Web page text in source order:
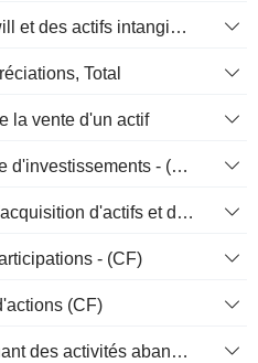
Dépréciation du goodwill et des actifs intangibles
Total
la vente d'un actif
(Gain) perte sur la vente d'investissements - (CF)
Dépréciation du coût d'acquisition d'actifs et dépenses de restructuration
- (CF)
(CF)
Trésorerie nette provenant des activités abandonnées